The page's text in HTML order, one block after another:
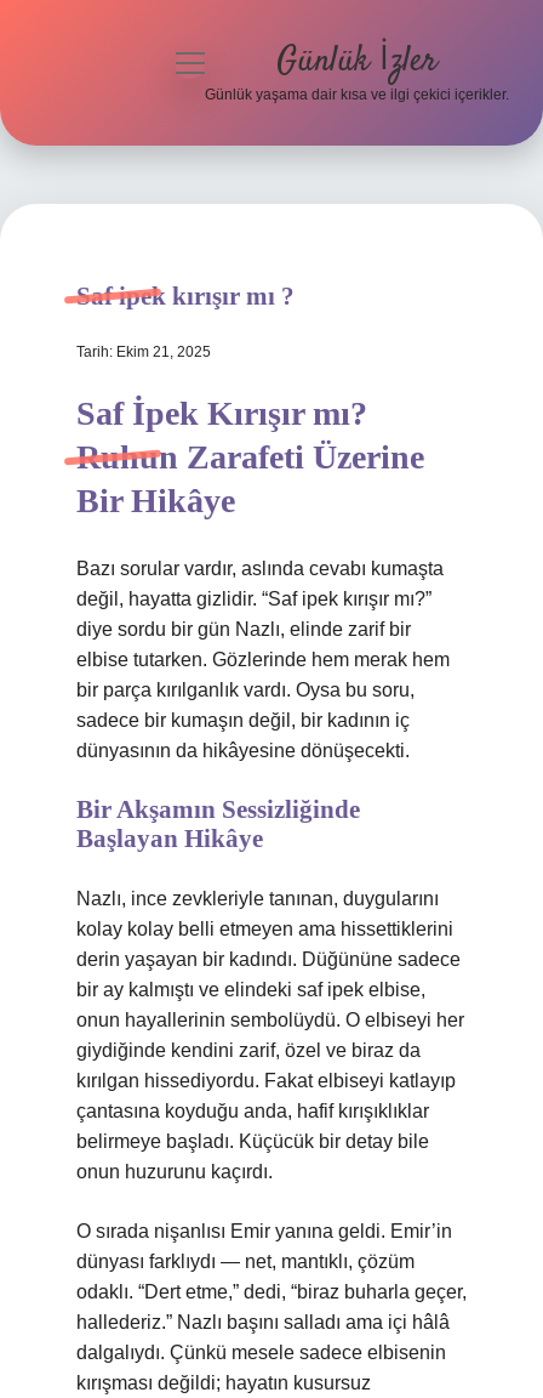
Hakkımızda
menüyü
Günlük İzler
Günlük yaşama dair kısa ve ilgi çekici içerikler.
Saf ipek kırışır mı ?
Tarih: Ekim 21, 2025
Saf İpek Kırışır mı?
Ruhun Zarafeti Üzerine
Bir Hikâye
Bazı sorular vardır, aslında cevabı kumaşta
değil, hayatta gizlidir. “Saf ipek kırışır mı?”
diye sordu bir gün Nazlı, elinde zarif bir
elbise tutarken. Gözlerinde hem merak hem
bir parça kırılganlık vardı. Oysa bu soru,
sadece bir kumaşın değil, bir kadının iç
dünyasının da hikâyesine dönüşecekti.
Bir Akşamın Sessizliğinde
Başlayan Hikâye
Nazlı, ince zevkleriyle tanınan, duygularını
kolay kolay belli etmeyen ama hissettiklerini
derin yaşayan bir kadındı. Düğününe sadece
bir ay kalmıştı ve elindeki saf ipek elbise,
onun hayallerinin sembolüydü. O elbiseyi her
giydiğinde kendini zarif, özel ve biraz da
kırılgan hissediyordu. Fakat elbiseyi katlayıp
çantasına koyduğu anda, hafif kırışıklıklar
belirmeye başladı. Küçücük bir detay bile
onun huzurunu kaçırdı.
O sırada nişanlısı Emir yanına geldi. Emir’in
dünyası farklıydı — net, mantıklı, çözüm
odaklı. “Dert etme,” dedi, “biraz buharla geçer,
hallederiz.” Nazlı başını salladı ama içi hâlâ
dalgalıydı. Çünkü mesele sadece elbisenin
kırışması değildi; hayatın kusursuz